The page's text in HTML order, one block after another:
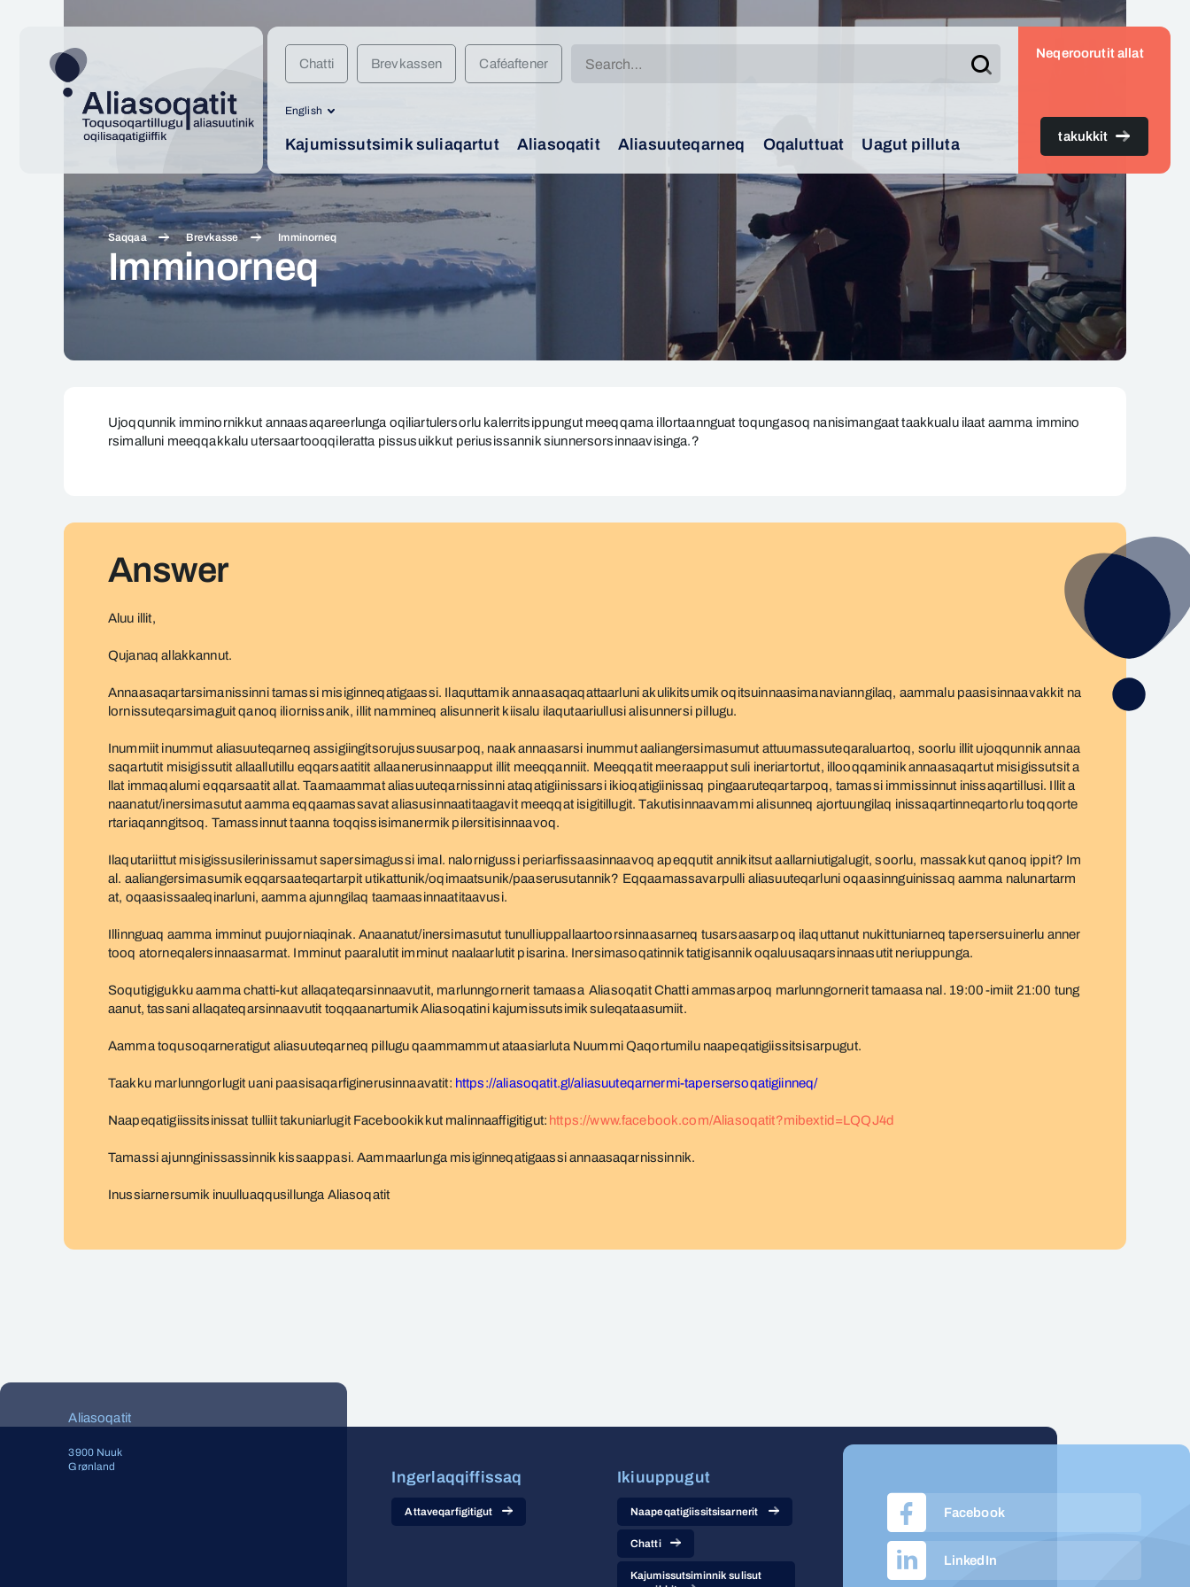
Chatti Brevkassen Caféaftener Search
English
Kajumissutsimik suliaqartut Aliasoqatit Aliasuuteqarneq Oqaluttuat Uagut pilluta
Neqeroorutit allat
takukkit
Saqqaa Brevkasse Imminorneq
Imminorneq
Ujoqqunnik imminornikkut annaasaqareerlunga oqiliartulersorlu kalerritsippungut meeqqama illortaannguat toqungasoq nanisimangaat taakkualu ilaat aamma immino
rsimalluni meeqqakkalu utersaartooqqileratta pissusuikkut periusissannik siunnersorsinnaavisinga.?
Answer
Aluu illit,
Qujanaq allakkannut.
Annaasaqartarsimanissinni tamassi misiginneqatigaassi. Ilaquttamik annaasaqaqattaarluni akulikitsumik oqitsuinnaasimanavianngilaq, aammalu paasisinnaavakkit na
lornissuteqarsimaguit qanoq iliornissanik, illit nammineq alisunnerit kiisalu ilaqutaariullusi alisunnersi pillugu.
Inummiit inummut aliasuuteqarneq assigiingitsorujussuusarpoq, naak annaasarsi inummut aaliangersimasumut attuumassuteqaraluartoq, soorlu illit ujoqqunnik annaa
saqartutit misigissutit allaallutillu eqqarsaatitit allaanerusinnaapput illit meeqqanniit. Meeqqatit meeraapput suli ineriartortut, illooqqaminik annaasaqartut misigissutsit a
llat immaqalumi eqqarsaatit allat. Taamaammat aliasuuteqarnissinni ataqatigiinissarsi ikioqatigiinissaq pingaaruteqartarpoq, tamassi immissinnut inissaqartillusi. Illit a
naanatut/inersimasutut aamma eqqaamassavat aliasusinnaatitaagavit meeqqat isigitillugit. Takutisinnaavammi alisunneq ajortuungilaq inissaqartinneqartorlu toqqorte
rtariaqanngitsoq. Tamassinnut taanna toqqissisimanermik pilersitisinnaavoq.
Ilaqutariittut misigissusilerinissamut sapersimagussi imal. nalornigussi periarfissaasinnaavoq apeqqutit annikitsut aallarniutigalugit, soorlu, massakkut qanoq ippit? Im
al. aaliangersimasumik eqqarsaateqartarpit utikattunik/oqimaatsunik/paaserusutannik? Eqqaamassavarpulli aliasuuteqarluni oqaasinnguinissaq aamma nalunartarm
at, oqaasissaaleqinarluni, aamma ajunngilaq taamaasinnaatitaavusi.
Illinnguaq aamma imminut puujorniaqinak. Anaanatut/inersimasutut tunulliuppallaartoorsinnaasarneq tusarsaasarpoq ilaquttanut nukittuniarneq tapersersuinerlu anner
tooq atorneqalersinnaasarmat. Imminut paaralutit imminut naalaarlutit pisarina. Inersimasoqatinnik tatigisannik oqaluusaqarsinnaasutit neriuppunga.
Soqutigigukku aamma chatti-kut allaqateqarsinnaavutit, marlunngornerit tamaasa Aliasoqatit Chatti ammasarpoq marlunngornerit tamaasa nal. 19:00-imiit 21:00 tung
aanut, tassani allaqateqarsinnaavutit toqqaanartumik Aliasoqatini kajumissutsimik suleqataasumiit.
Aamma toqusoqarneratigut aliasuuteqarneq pillugu qaammammut ataasiarluta Nuummi Qaqortumilu naapeqatigiissitsisarpugut.
Taakku marlunngorlugit uani paasisaqarfiginerusinnaavatit: https://aliasoqatit.gl/aliasuuteqarnermi-tapersersoqatigiinneq/
Naapeqatigiissitsinissat tulliit takuniarlugit Facebookikkut malinnaaffigitigut: https://www.facebook.com/Aliasoqatit?mibextid=LQQJ4d
Tamassi ajunnginissassinnik kissaappasi. Aammaarlunga misiginneqatigaassi annaasaqarnissinnik.
Inussiarnersumik inuulluaqqusillunga Aliasoqatit
Aliasoqatit
3900 Nuuk
Grønland
Ingerlaqqiffissaq
Attaveqarfigitigut
Ikiuuppugut
Naapeqatigiissitsisarnerit
Chatti
Kajumissutsiminnik sulisut
Facebook
LinkedIn